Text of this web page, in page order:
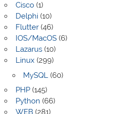
Cisco(1)
Delphi(10)
Flutter(46)
IOS/MacOS(6)
Lazarus(10)
Linux (299)
MySQL(60)
PHP(145)
Python (66)
WEB(281)